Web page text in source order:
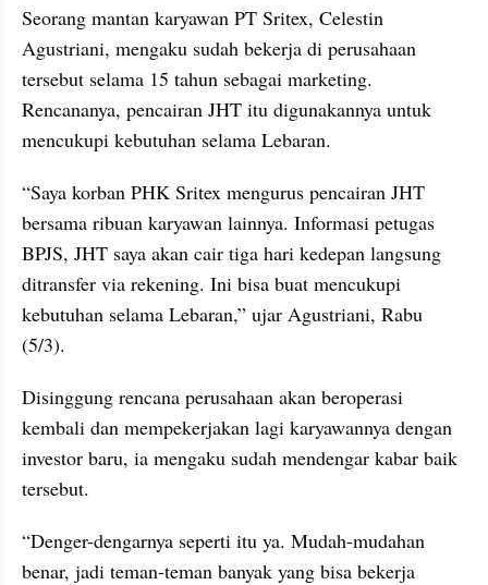
Seorang mantan karyawan PT Sritex, Celestin
Agustriani, mengaku sudah bekerja di perusahaan
tersebut selama 15 tahun sebagai marketing.
Rencananya, pencairan JHT itu digunakannya untuk
mencukupi kebutuhan selama Lebaran.
“Saya korban PHK Sritex mengurus pencairan JHT
bersama ribuan karyawan lainnya. Informasi petugas
BPJS, JHT saya akan cair tiga hari kedepan langsung
ditransfer via rekening. Ini bisa buat mencukupi
kebutuhan selama Lebaran,” ujar Agustriani, Rabu
(5/3).
Disinggung rencana perusahaan akan beroperasi
kembali dan mempekerjakan lagi karyawannya dengan
investor baru, ia mengaku sudah mendengar kabar baik
tersebut.
“Denger-dengarnya seperti itu ya. Mudah-mudahan
benar, jadi teman-teman banyak yang bisa bekerja